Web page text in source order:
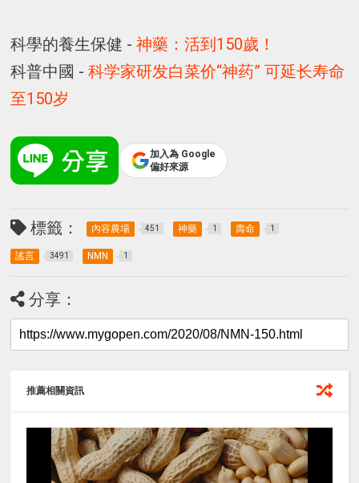
科學的養生保健 -神藥：活到150歲！
科普中國 -科学家研发白菜价“神药” 可延长寿命
至150岁
加入為 Google
偏好來源
標籤： 內容農場 451 神藥 1 壽命 1
謠言 3491 NMN 1
分享：
推薦相關資訊